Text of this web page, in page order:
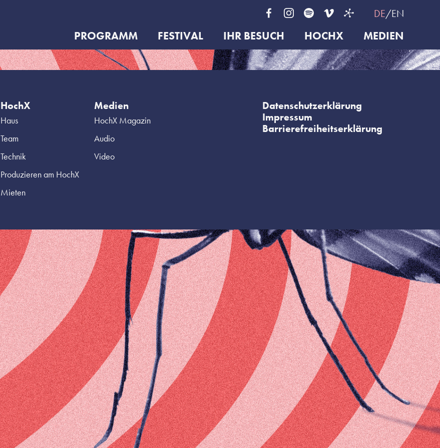
DE EN
PROGRAMM FESTIVAL IHR BESUCH HOCHX MEDIEN
HochX
Haus
Team
Technik
Produzieren am HochX
Mieten
Medien
HochX Magazin
Audio
Video
Datenschutzerklärung
Impressum
Barrierefreiheitserklärung